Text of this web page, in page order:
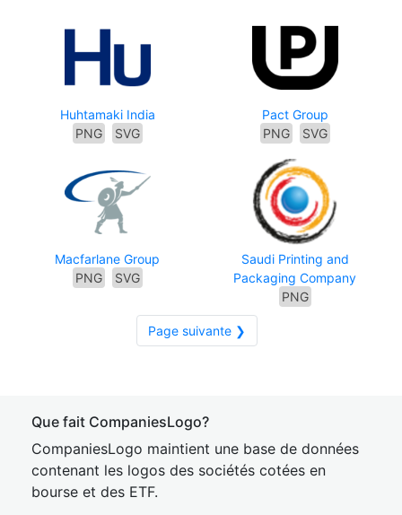
Huhtamaki India
PNG
SVG
Pact Group
PNG
SVG
Macfarlane Group
PNG
SVG
Saudi Printing and
Packaging Company
PNG
Page suivante ❯
Que fait CompaniesLogo?
CompaniesLogo maintient une base de données
contenant les logos des sociétés cotées en
bourse et des ETF.